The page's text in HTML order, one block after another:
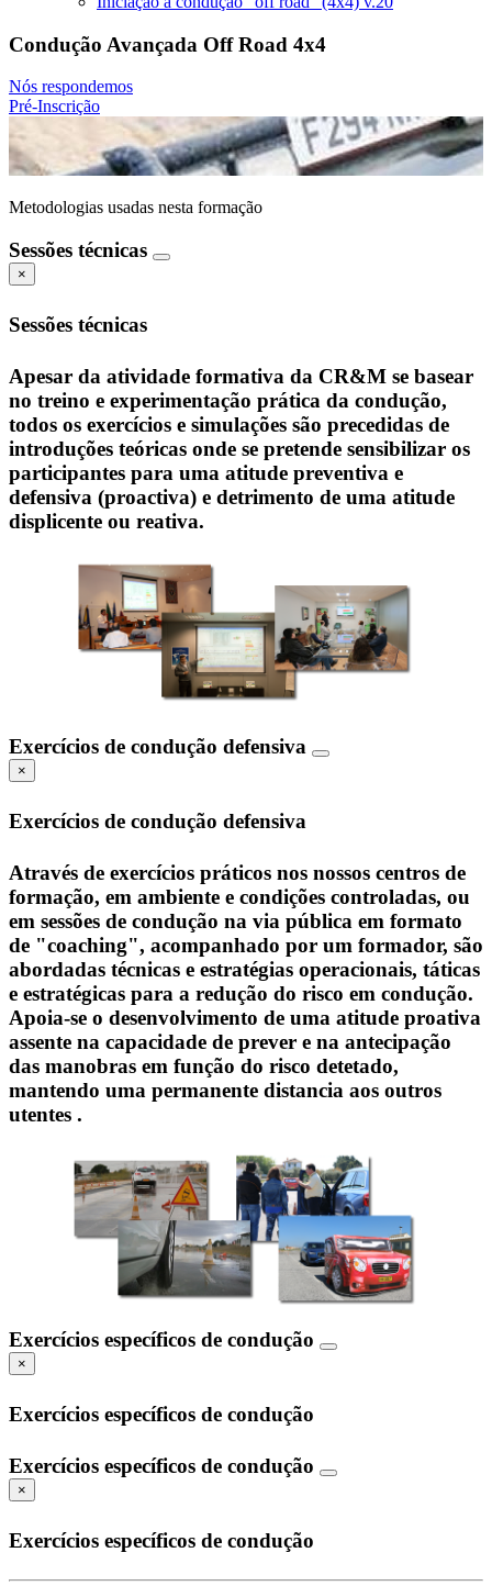
Condução Avançada Off Road 4x4
Nós respondemos
Pré-Inscrição
Metodologias usadas nesta formação
Sessões técnicas
×
Sessões técnicas
Apesar da atividade formativa da CR&M se basear
no treino e experimentação prática da condução,
todos os exercícios e simulações são precedidas de
introduções teóricas onde se pretende sensibilizar os
participantes para uma atitude preventiva e
defensiva (proactiva) e detrimento de uma atitude
displicente ou reativa.
Exercícios de condução defensiva
×
Exercícios de condução defensiva
Através de exercícios práticos nos nossos centros de
formação, em ambiente e condições controladas, ou
em sessões de condução na via pública em formato
de "coaching", acompanhado por um formador, são
abordadas técnicas e estratégias operacionais, táticas
e estratégicas para a redução do risco em condução.
Apoia-se o desenvolvimento de uma atitude proativa
assente na capacidade de prever e na antecipação
das manobras em função do risco detetado,
mantendo uma permanente distancia aos outros
utentes .
Exercícios específicos de condução
×
Exercícios específicos de condução
Exercícios específicos de condução
×
Exercícios específicos de condução